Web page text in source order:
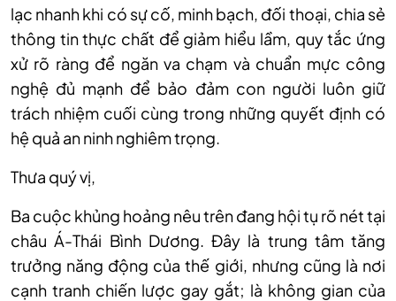
lạc nhanh khi có sự cố, minh bạch, đối thoại, chia sẻ
thông tin thực chất để giảm hiểu lầm, quy tắc ứng
xử rõ ràng để ngăn va chạm và chuẩn mực công
nghệ đủ mạnh để bảo đảm con người luôn giữ
trách nhiệm cuối cùng trong những quyết định có
hệ quả an ninh nghiêm trọng.
Thưa quý vị,
Ba cuộc khủng hoảng nêu trên đang hội tụ rõ nét tại
châu Á-Thái Bình Dương. Đây là trung tâm tăng
trưởng năng động của thế giới, nhưng cũng là nơi
cạnh tranh chiến lược gay gắt; là không gian của